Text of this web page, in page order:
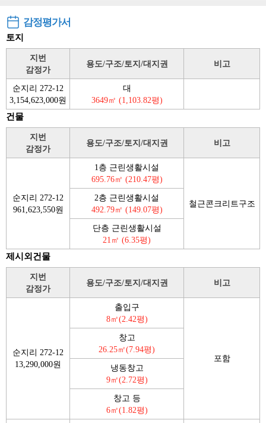
감정평가서
토지
지번
감정가
용도/구조/토지/대지권 비고
순지리 272-12
3,154,623,000원
대
3649㎡ (1,103.82평)
건물
지번
감정가
용도/구조/토지/대지권 비고
순지리 272-12
961,623,550원
1층 근린생활시설
695.76㎡ (210.47평)
철근콘크리트구조
2층 근린생활시설
492.79㎡ (149.07평)
단층 근린생활시설
21㎡ (6.35평)
제시외건물
지번
감정가
용도/구조/토지/대지권 비고
순지리 272-12
13,290,000원
출입구
8㎡(2.42평)
포함
창고
26.25㎡(7.94평)
냉동창고
9㎡(2.72평)
창고 등
6㎡(1.82평)